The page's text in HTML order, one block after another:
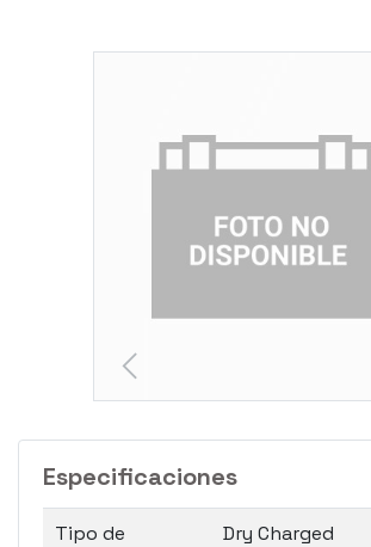
Especificaciones
Tipo de
Dry Charged